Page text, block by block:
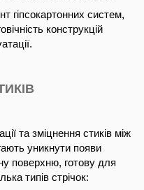
гіпсокартонних систем,
конструкцій
та зміцнення стиків між
уникнути появи
поверхню, готову для
типів стрічок: